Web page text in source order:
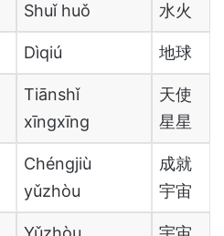
Shuǐ huǒ 水火
Dìqiú 地球
Tiānshǐ
xīngxīng
天使
星星
Chéngjiù
yǔzhòu
成就
宇宙